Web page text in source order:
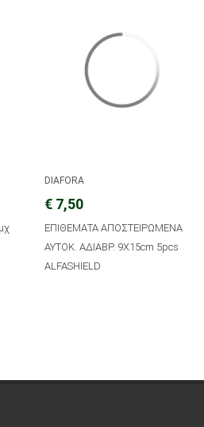
DIAFORA
€ 7,50
ΕΠΙΘΕΜΑΤΑ ΑΠΟΣΤΕΙΡΩΜΕΝΑ
ΑΥΤΟΚ. ΑΔΙΑΒΡ. 9Χ15cm 5pcs
ALFASHIELD